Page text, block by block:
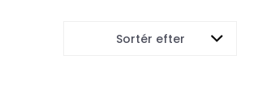
Sortér efter